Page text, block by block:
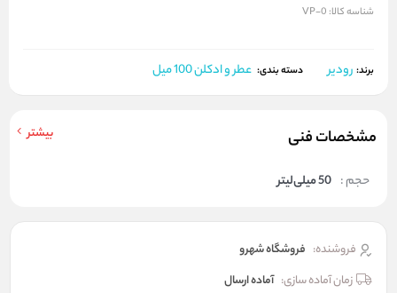
شناسه کالا: VP-0
برند: رودیر دسته بندی: عطر و ادکلن 100 میل
مشخصات فنی بیشتر
حجم : 50 میلی‌لیتر
فروشنده: فروشگاه شهرو
زمان آماده سازی: آماده ارسال